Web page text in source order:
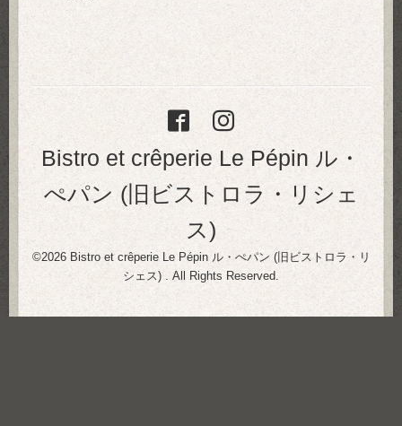
Bistro et crêperie Le Pépin ル・
ぺパン (旧ビストロラ・リシェ
ス)
©2026 Bistro et crêperie Le Pépin ル・ぺパン (旧ビストロラ・リ
シェス) . All Rights Reserved.